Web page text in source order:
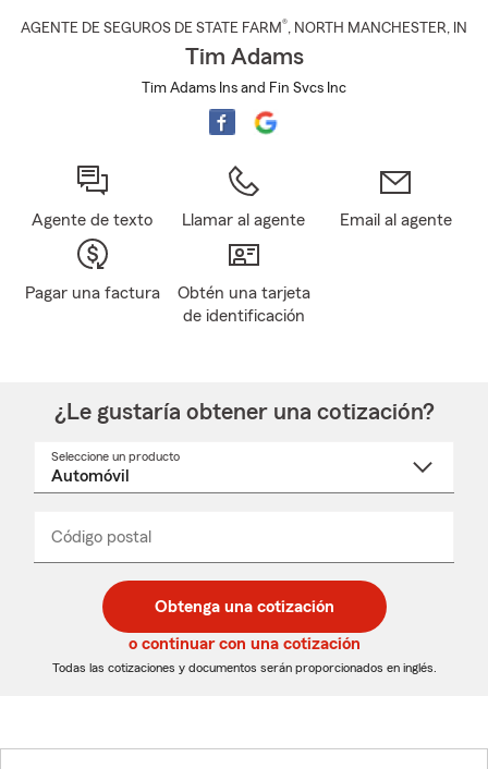
AGENTE DE SEGUROS DE STATE FARM®, NORTH MANCHESTER, IN
Tim Adams
Tim Adams Ins and Fin Svcs Inc
Agente de texto Llamar al agente Email al agente
Pagar una factura
Obtén una tarjeta
de identificación
¿Le gustaría obtener una cotización?
Seleccione un producto
desplegable
Código postal
de
5
dígitos
de
5
dígitos
_____
Obtenga una cotización
o continuar con una cotización
Todas las cotizaciones y documentos serán proporcionados en inglés.